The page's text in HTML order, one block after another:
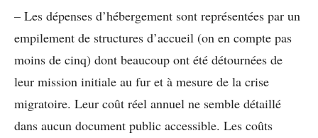
– Les dépenses d’hébergement sont représentées par un
empilement de structures d’accueil (on en compte pas
moins de cinq) dont beaucoup ont été détournées de
leur mission initiale au fur et à mesure de la crise
migratoire. Leur coût réel annuel ne semble détaillé
dans aucun document public accessible. Les coûts